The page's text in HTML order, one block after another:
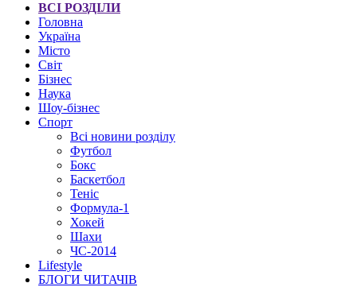
ВСІ РОЗДІЛИ
Головна
Україна
Місто
Світ
Бізнес
Наука
Шоу-бізнес
Спорт
Всі новини розділу
Футбол
Бокс
Баскетбол
Теніс
Формула-1
Хокей
Шахи
ЧС-2014
Lifestyle
БЛОГИ ЧИТАЧІВ